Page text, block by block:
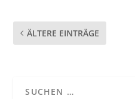
ÄLTERE EINTRÄGE